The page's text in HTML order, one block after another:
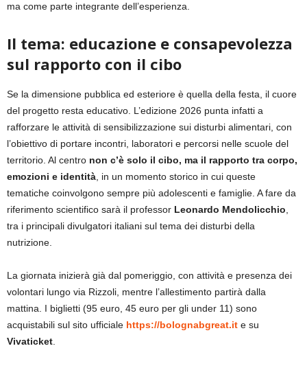
ma come parte integrante dell’esperienza.
Il tema: educazione e consapevolezza
sul rapporto con il cibo
Se la dimensione pubblica ed esteriore è quella della festa, il cuore
del progetto resta educativo. L’edizione 2026 punta infatti a
rafforzare le attività di sensibilizzazione sui disturbi alimentari, con
l’obiettivo di portare incontri, laboratori e percorsi nelle scuole del
territorio. Al centro non c’è solo il cibo, ma il rapporto tra corpo,
emozioni e identità, in un momento storico in cui queste
tematiche coinvolgono sempre più adolescenti e famiglie. A fare da
riferimento scientifico sarà il professor Leonardo Mendolicchio,
tra i principali divulgatori italiani sul tema dei disturbi della
nutrizione.
La giornata inizierà già dal pomeriggio, con attività e presenza dei
volontari lungo via Rizzoli, mentre l’allestimento partirà dalla
mattina. I biglietti (95 euro, 45 euro per gli under 11) sono
acquistabili sul sito ufficiale https://bolognabgreat.it e su
Vivaticket.